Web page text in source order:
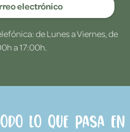
electrónico
de Lunes a Viernes, de
a 17:00h.
lo que pasa en